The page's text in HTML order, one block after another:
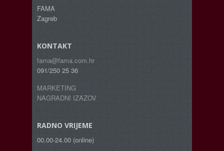
FAMA
Zagreb
KONTAKT
fama@fama.com.hr
091/250 25 36
MARKETING
NAGRADNI IZAZOV
RADNO VRIJEME
00.00-24.00 (online)